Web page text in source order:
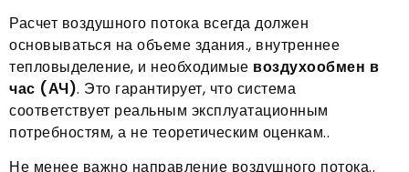
Расчет воздушного потока всегда должен
основываться на объеме здания., внутреннее
тепловыделение, и необходимые воздухообмен в
час (АЧ). Это гарантирует, что система
соответствует реальным эксплуатационным
потребностям, а не теоретическим оценкам..
Не менее важно направление воздушного потока..